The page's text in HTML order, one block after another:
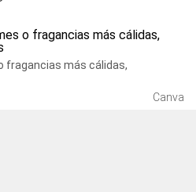
fragancias más cálidas,
Canva